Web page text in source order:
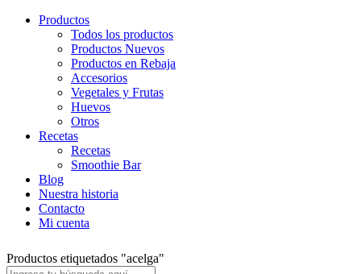
Productos
Todos los productos
Productos Nuevos
Productos en Rebaja
Accesorios
Vegetales y Frutas
Huevos
Otros
Recetas
Recetas
Smoothie Bar
Blog
Nuestra historia
Contacto
Mi cuenta
Productos etiquetados "acelga"